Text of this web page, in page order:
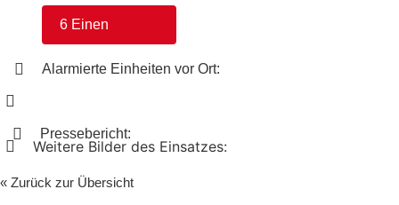
6 Einen
Alarmierte Einheiten vor Ort:
Pressebericht:
Weitere Bilder des Einsatzes:
« Zurück zur Übersicht